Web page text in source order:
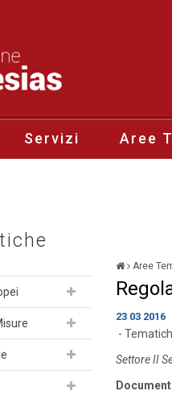
Servizi Aree
Aree
23 03 2016
-
Settore II